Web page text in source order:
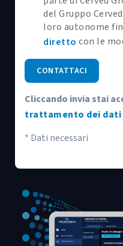
del Gruppo
loro autonome
diretto con le
CONTATTACI
Cliccando invia stai
trattamento dei dati
* Dati necessari